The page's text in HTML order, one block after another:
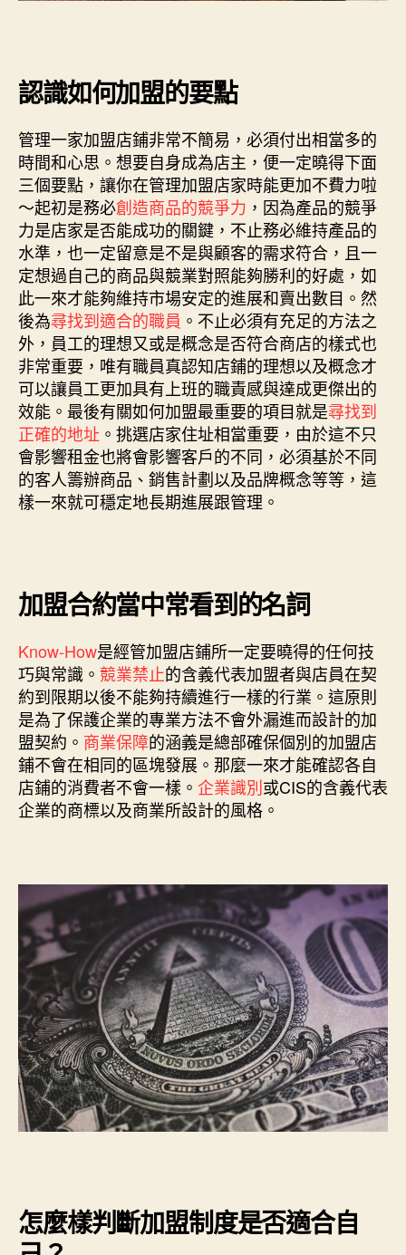
認識如何加盟的要點
管理一家加盟店鋪非常不簡易，必須付出相當多的
時間和心思。想要自身成為店主，便一定曉得下面
三個要點，讓你在管理加盟店家時能更加不費力啦
～起初是務必創造商品的競爭力 ，因為產品的競爭
力是店家是否能成功的關鍵，不止務必維持產品的
水準，也一定留意是不是與顧客的需求符合，且一
定想過自己的商品與競業對照能夠勝利的好處，如
此一來才能夠維持市場安定的進展和賣出數目。然
後為尋找到適合的職員 。不止必須有充足的方法之
外，員工的理想又或是概念是否符合商店的樣式也
非常重要，唯有職員真認知店鋪的理想以及概念才
可以讓員工更加具有上班的職責感與達成更傑出的
效能。最後有關如何加盟最重要的項目就是尋找到
正確的地址 。挑選店家住址相當重要，由於這不只
會影響租金也將會影響客戶的不同，必須基於不同
的客人籌辦商品、銷售計劃以及品牌概念等等，這
樣一來就可穩定地長期進展跟管理。
加盟合約當中常看到的名詞
Know-How是經管加盟店鋪所一定要曉得的任何技
巧與常識。 競業禁止的含義代表加盟者與店員在契
約到限期以後不能夠持續進行一樣的行業。這原則
是為了保護企業的專業方法不會外漏進而設計的加
盟契約。 商業保障的涵義是總部確保個別的加盟店
鋪不會在相同的區塊發展。那麼一來才能確認各自
店鋪的消費者不會一樣。 企業識別或CIS的含義代表
企業的商標以及商業所設計的風格。
怎麼樣判斷加盟制度是否適合自